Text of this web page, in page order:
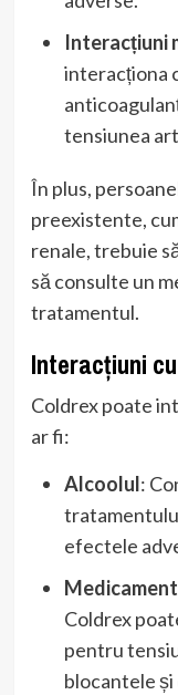
Interacțiuni
interacționa
tensiunea
În plus,
preexistente,
renale, trebuie
să consulte un
tratamentul.
Interacțiuni
Coldrex poate
ar fi:
Alcoolul:
efectele
Coldrex
pentru
blocantele